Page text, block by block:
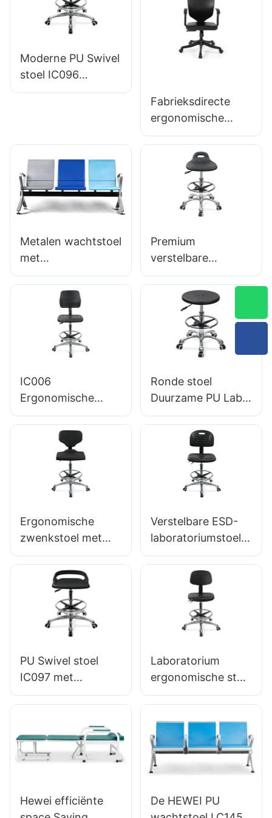
Personaliseerde
Hospital &
kliniekgebruik
Moderne PU Swivel
stoel IC096
Hoogte-aanpassing
Perfect voor Office
& Studio -gebruik
Fabrieksdirecte
ergonomische
bureaustoel met
gegoten PU-
schuim IC091
HEWEI SEATING
Metalen wachtstoel
met
luchthavenbank
stoelen LC100
leverancier Hewei
Premium
verstelbare
branche stoel met
handgreep,
intergale
schuimstoel & PU
Lab Lab-ontlasting
Ontwerp Hoogte-
voetring &
verchroomde 5-
sterrenbasis voor
ultieme comfort
IC006
Ergonomische
zwenkstoel met
rugleuning intergal
schuimstoel & ESD
Science Lab-
ontlasting Hoogte-
verstelbare
Aluminium 5-
sterrenbasis voor
laboratoria &
Cleanrooms
Ronde stoel
Duurzame PU Lab-
ontlasting IC013
met integrale
schuimstoel
Hoogte verstelbare
voetring & Nylon 5-
sterrenbasis voor
laboratoria Hewei
Ergonomische
zwenkstoel met
rugleuning ESD
Science Lab Stool
IC016 Hoogte-
verstelbare
voetring &
Aluminium 5-
laboratoria &
Cleanrooms
Verstelbare ESD-
laboratoriumstoel
Ic022 met
rugleuning,
hoogteregeling en
gaslift. Basisopties
voor statisch
gevoelige
PU Swivel stoel
IC097 met
hoogteaanpassing
perfect voor
kantoorstudio
Laboratorium
ergonomische stoel
met PU Backlest
zware 5-
sterrenbasis
ondersteunt lange
uren in laboratoria
Hewei efficiënte
De HEWEI PU